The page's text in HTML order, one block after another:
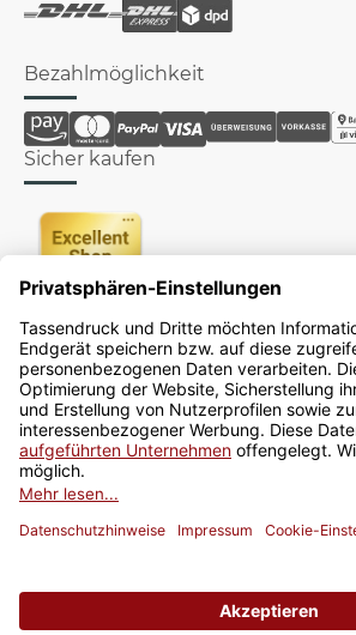
Bezahlmöglichkeit
Sicher kaufen
Newsletter